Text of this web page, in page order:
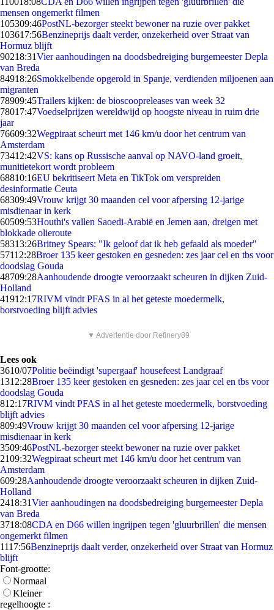
mensen ongemerkt filmen
105309:46PostNL-bezorger steekt bewoner na ruzie over pakket
103617:56Benzineprijs daalt verder, onzekerheid over Straat van
Hormuz blijft
90218:31Vier aanhoudingen na doodsbedreiging burgemeester Depla
van Breda
84918:26Smokkelbende opgerold in Spanje, verdienden miljoenen aan
migranten
78909:45Trailers kijken: de bioscoopreleases van week 32
78017:47Voedselprijzen wereldwijd op hoogste niveau in ruim drie
jaar
76609:32Wegpiraat scheurt met 146 km/u door het centrum van
Amsterdam
73412:42VS: kans op Russische aanval op NAVO-land groeit,
munitietekort wordt probleem
68810:16EU bekritiseert Meta en TikTok om verspreiden
desinformatie Ceuta
68309:49Vrouw krijgt 30 maanden cel voor afpersing 12-jarige
misdienaar in kerk
60509:53Houthi's vallen Saoedi-Arabië en Jemen aan, dreigen met
blokkade olieroute
58313:26Britney Spears: "Ik geloof dat ik heb gefaald als moeder"
57112:28Broer 135 keer gestoken en gesneden: zes jaar cel en tbs voor
doodslag Gouda
48709:28Aanhoudende droogte veroorzaakt scheuren in dijken Zuid-
Holland
41912:17RIVM vindt PFAS in al het geteste moedermelk,
borstvoeding blijft advies
▼ Advertentie door Refinery89
Lees ook
3610/07Politie beëindigt 'supergaaf' housefeest Landgraaf
1312:28Broer 135 keer gestoken en gesneden: zes jaar cel en tbs voor
doodslag Gouda
812:17RIVM vindt PFAS in al het geteste moedermelk, borstvoeding
blijft advies
809:49Vrouw krijgt 30 maanden cel voor afpersing 12-jarige
misdienaar in kerk
3509:46PostNL-bezorger steekt bewoner na ruzie over pakket
2109:32Wegpiraat scheurt met 146 km/u door het centrum van
Amsterdam
609:28Aanhoudende droogte veroorzaakt scheuren in dijken Zuid-
Holland
2418:31Vier aanhoudingen na doodsbedreiging burgemeester Depla
van Breda
3718:08CDA en D66 willen ingrijpen tegen 'gluurbrillen' die mensen
ongemerkt filmen
1117:56Benzineprijs daalt verder, onzekerheid over Straat van Hormuz
blijft
Font-grootte:
Normaal
Kleiner
regelhoogte :